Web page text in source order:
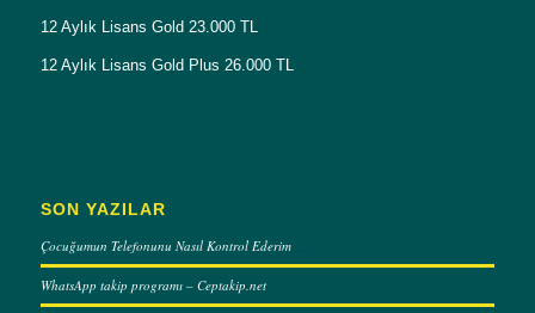
12 Aylık Lisans Gold 23.000 TL
12 Aylık Lisans Gold Plus 26.000 TL
SON YAZILAR
Çocuğumun Telefonunu Nasıl Kontrol Ederim
WhatsApp takip programı – Ceptakip.net